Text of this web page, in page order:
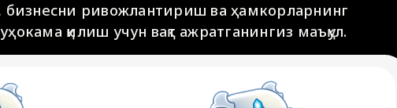
ривожлантириш ва ҳамкорларнинг
қилиш учун вақт ажратганингиз маъқул.